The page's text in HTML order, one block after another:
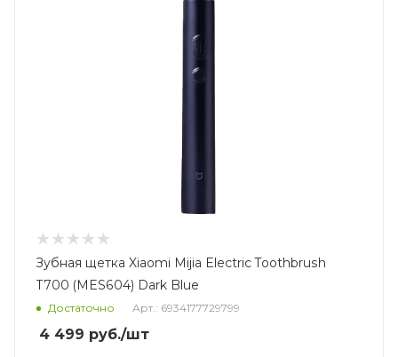
Зубная щетка Xiaomi Mijia Electric Toothbrush
T700 (MES604) Dark Blue
Достаточно Арт.: 6934177729799
4 499 руб./шт